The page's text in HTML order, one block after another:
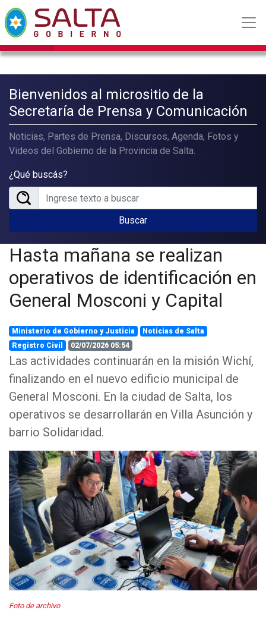
Bienvenidos al micrositio de la
Secretaría de Prensa y Comunicación
Noticias, Partes de Prensa, Discursos, Agenda, Fotos y
Videos del Gobierno de la Provincia de Salta.
¿Qué buscás?
Buscar
Hasta mañana se realizan
operativos de identificación en
General Mosconi y Capital
Ministerio de Gobierno y Justicia
Noticias de Salta
Registro Civil
02/07/2026 05:54
Las actividades continuarán en la misión Wichí,
finalizando en el nuevo edificio municipal de
General Mosconi. En la ciudad de Salta, los
operativos se desarrollarán en Villa Asunción y
barrio Solidaridad.
Foto de archivo